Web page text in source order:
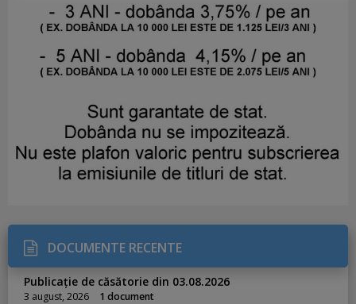
DOCUMENTE RECENTE
Publicație de căsătorie din 03.08.2026
3 august, 2026 1 document